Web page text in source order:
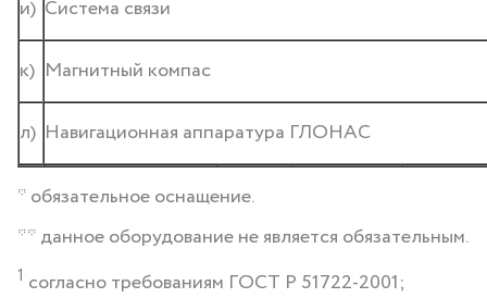
и) Система связи
к) Магнитный компас
л) Навигационная аппаратура ГЛОНАС
* обязательное оснащение.
** данное оборудование не является обязательным.
1 согласно требованиям ГОСТ Р 51722-2001;